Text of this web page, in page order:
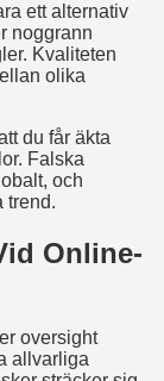
ett alternativ
noggrann
Kvaliteten
olika
du får äkta
Falska
och
trend.
Online-
oversight
allvarliga